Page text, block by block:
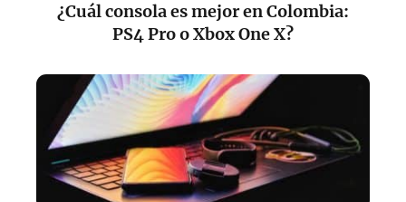
¿Cuál consola es mejor en Colombia:
PS4 Pro o Xbox One X?